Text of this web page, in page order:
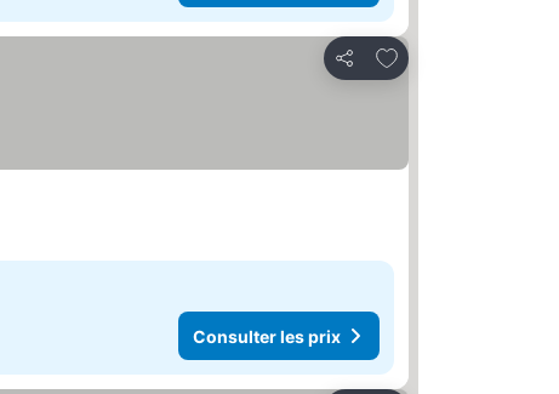
Partager
Ajouter à mes favoris
Consulter les prix